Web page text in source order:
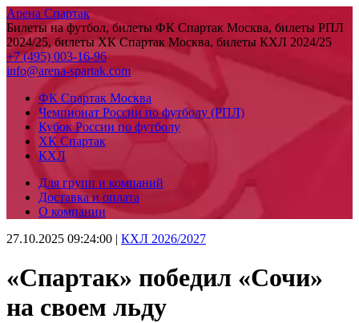
Арена Спартак
Билеты на футбол, билеты ФК Спартак Москва, билеты РПЛ
2024/25, билеты ХК Спартак Москва, билеты КХЛ 2024/25
+7 (495) 003-16-96
info@arena-spartak.com
ФК Спартак Москва
Чемпионат России по футболу (РПЛ)
Кубок России по футболу
ХК Спартак
КХЛ
Для групп и компаний
Доставка и оплата
О компании
27.10.2025 09:24:00 | КХЛ 2026/2027
«Спартак» победил «Сочи»
на своем льду